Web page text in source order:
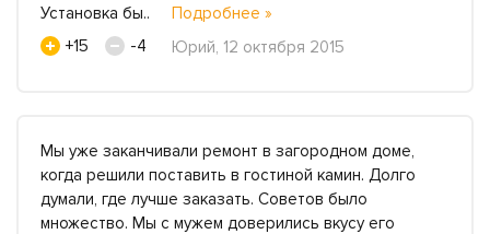
Установка бы.. Подробнее »
+15
-4 Юрий, 12 октября 2015
Мы уже заканчивали ремонт в загородном доме,
когда решили поставить в гостиной камин. Долго
думали, где лучше заказать. Советов было
множество. Мы с мужем доверились вкусу его